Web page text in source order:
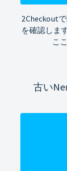
2Checkout
を確認しま
こ
古い